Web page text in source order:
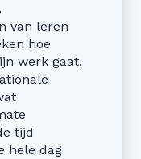
van leren
hoe
werk gaat,
tijd
hele dag